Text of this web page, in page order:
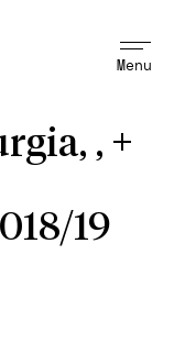
Menu
, +
19